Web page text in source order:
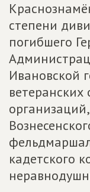
степени
погибшего
Ивановской
кадетского